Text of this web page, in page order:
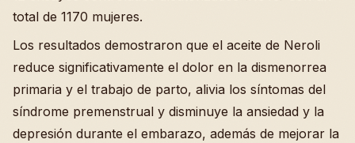
total de 1170 mujeres.
Los resultados demostraron que el aceite de Neroli
reduce significativamente el dolor en la dismenorrea
primaria y el trabajo de parto, alivia los síntomas del
síndrome premenstrual y disminuye la ansiedad y la
depresión durante el embarazo, además de mejorar la